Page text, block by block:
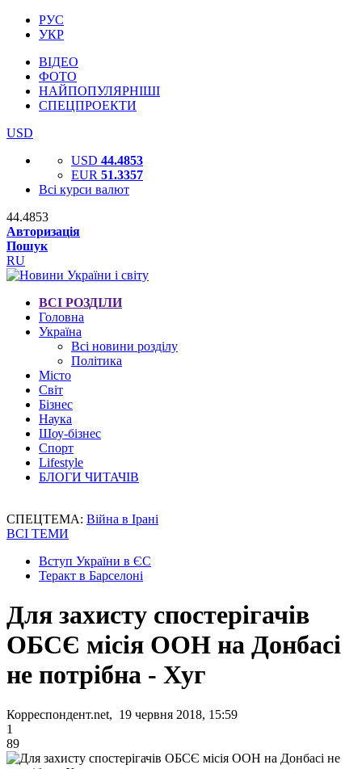
РУС
УКР
ВІДЕО
ФОТО
НАЙПОПУЛЯРНІШІ
СПЕЦПРОЕКТИ
USD
USD 44.4853
EUR 51.3357
Всі курси валют
44.4853
Авторизація
Пошук
RU
ВСІ РОЗДІЛИ
Головна
Україна
Всі новини розділу
Політика
Місто
Світ
Бізнес
Наука
Шоу-бізнес
Спорт
Lifestyle
БЛОГИ ЧИТАЧІВ
СПЕЦТЕМА: Війна в Ірані
ВСІ ТЕМИ
Вступ України в ЄС
Теракт в Барселоні
Для захисту спостерігачів
ОБСЄ місія ООН на Донбасі
не потрібна - Хуг
Корреспондент.net, 19 червня 2018, 15:59
1
89